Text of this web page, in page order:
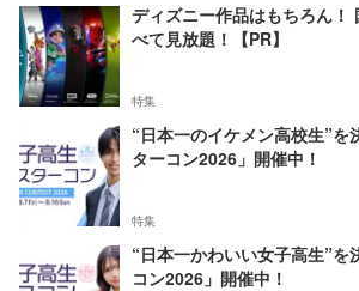
ディズニー作品はもちろん！
べて見放題！【PR】
特集
“日本一のイケメン高校生”を
ターコン2026」開催中！
特集
“日本一かわいい女子高生”を
コン2026」開催中！